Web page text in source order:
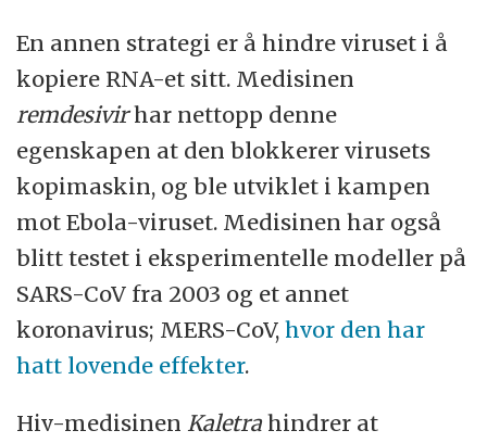
En annen strategi er å hindre viruset i å
kopiere RNA-et sitt. Medisinen
remdesivirhar nettopp denne
egenskapen at den blokkerer virusets
kopimaskin, og ble utviklet i kampen
mot Ebola-viruset. Medisinen har også
blitt testet i eksperimentelle modeller på
SARS-CoV fra 2003 og et annet
koronavirus; MERS-CoV,hvor den har
hatt lovende effekter.
Hiv-medisinen Kaletra hindrer at